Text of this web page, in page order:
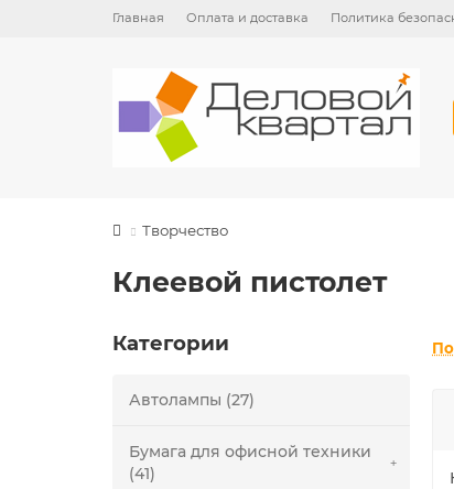
Главная Оплата и доставка Политика
Творчество
Клеевой пистолет
Категории
Автолампы (27)
Бумага для офисной техники
(41)